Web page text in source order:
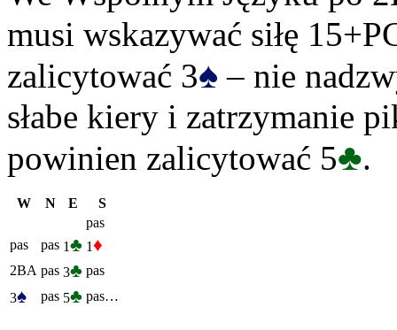
musi wskazywać siłę
zalicytować 3♠ – nie
słabe kiery i zatrzymanie
powinien zalicytować 5♣.
W N E
S
pas
pas
pas 1♣ 1♦
2BA pas 3♣ pas
3♠ pas 5♣ pas…